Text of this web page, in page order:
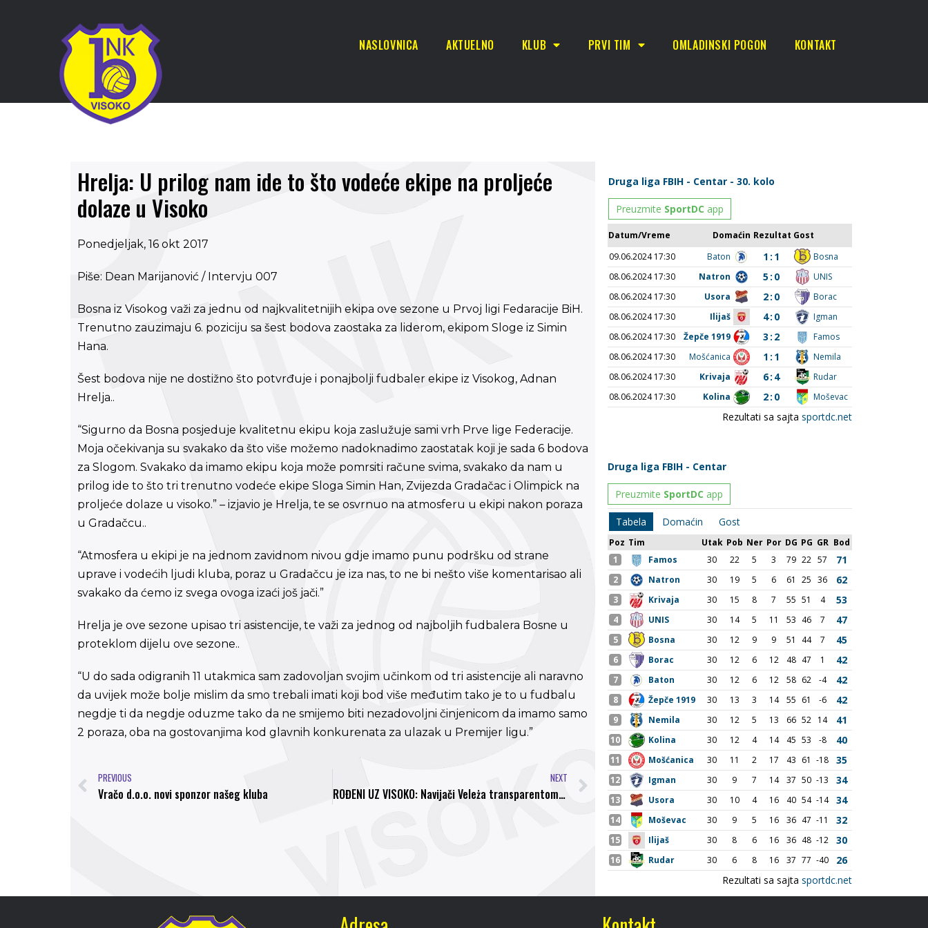
NASLOVNICA AKTUELNO KLUB PRVI TIM OMLADINSKI POGON KONTAKT
Hrelja: U prilog nam ide to što vodeće ekipe na proljeće
dolaze u Visoko
Ponedjeljak, 16 okt 2017
Piše: Dean Marijanović / Intervju 007
Bosna iz Visokog važi za jednu od najkvalitetnijih ekipa ove sezone u Prvoj ligi Fedaracije BiH.
Trenutno zauzimaju 6. poziciju sa šest bodova zaostaka za liderom, ekipom Sloge iz Simin
Hana.
Šest bodova nije ne dostižno što potvrđuje i ponajbolji fudbaler ekipe iz Visokog, Adnan
Hrelja..
“Sigurno da Bosna posjeduje kvalitetnu ekipu koja zaslužuje sami vrh Prve lige Federacije.
Moja očekivanja su svakako da što više možemo nadoknadimo zaostatak koji je sada 6 bodova
za Slogom. Svakako da imamo ekipu koja može pomrsiti račune svima, svakako da nam u
prilog ide to što tri trenutno vodeće ekipe Sloga Simin Han, Zvijezda Gradačac i Olimpick na
proljeće dolaze u visoko.” – izjavio je Hrelja, te se osvrnuo na atmosferu u ekipi nakon poraza
u Gradačcu..
“Atmosfera u ekipi je na jednom zavidnom nivou gdje imamo punu podršku od strane
uprave i vodećih ljudi kluba, poraz u Gradačcu je iza nas, to ne bi nešto više komentarisao ali
svakako da ćemo iz svega ovoga izaći još jači.”
Hrelja je ove sezone upisao tri asistencije, te važi za jednog od najboljih fudbalera Bosne u
proteklom dijelu ove sezone..
“U do sada odigranih 11 utakmica sam zadovoljan svojim učinkom od tri asistencije ali naravno
da uvijek može bolje mislim da smo trebali imati koji bod više međutim tako je to u fudbalu
negdje ti da negdje oduzme tako da ne smijemo biti nezadovoljni činjenicom da imamo samo
2 poraza, oba na gostovanjima kod glavnih konkurenata za ulazak u Premijer ligu.”
PREVIOUS
Vračo d.o.o. novi sponzor našeg kluba
NEXT
ROĐENI UZ VISOKO: Navijači Veleża transparentom dali podršku Bosni!